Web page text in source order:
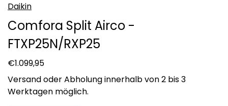
Daikin
Comfora Split Airco -
FTXP25N/RXP25
€1.099,95
Versand oder Abholung innerhalb von 2 bis 3
Werktagen möglich.